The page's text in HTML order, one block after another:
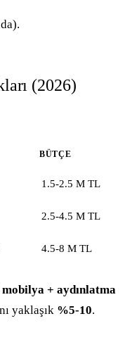
(2026)
BÜTÇE
1.5-2.5 M TL
2.5-4.5 M TL
4.5-8 M TL
mobilya + aydınlatma
yaklaşık %5-10.